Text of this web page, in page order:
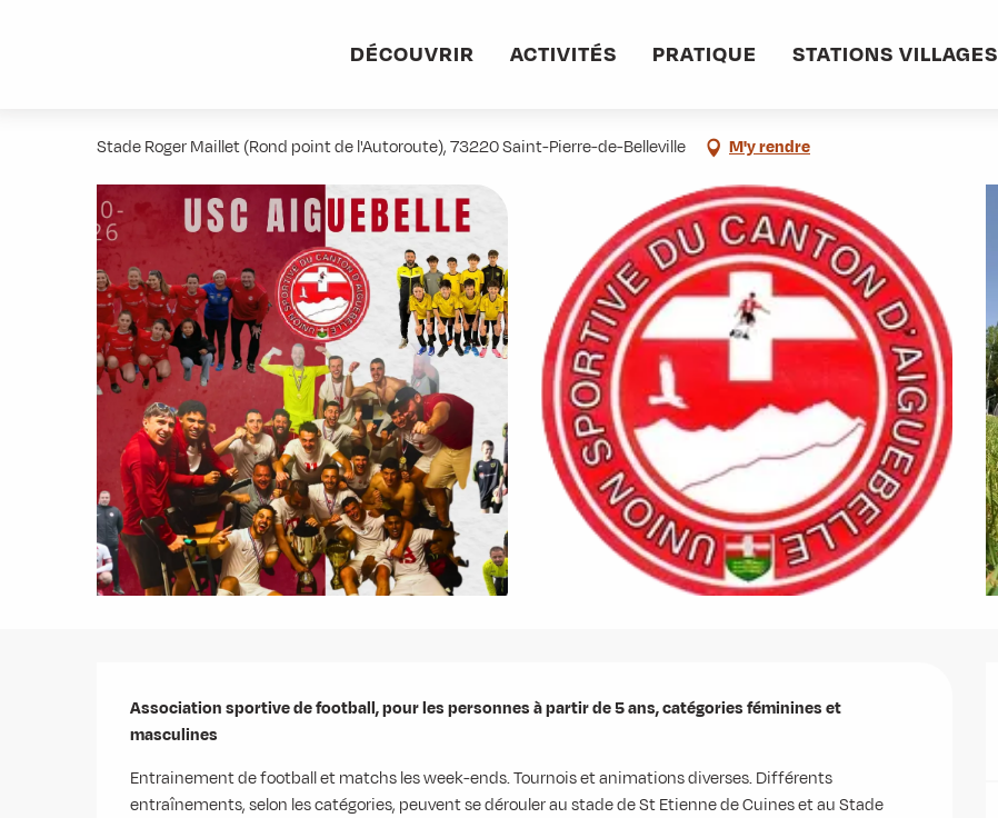
DÉCOUVRIR ACTIVITÉS PRATIQUE STATIONS VILLAGES
Stade Roger Maillet (Rond point de l'Autoroute), 73220 Saint-Pierre-de-Belleville M'y rendre
Description
Association sportive de football, pour les personnes à partir de 5 ans, catégories féminines et
masculines
Entrainement de football et matchs les week-ends. Tournois et animations diverses. Différents
entraînements, selon les catégories, peuvent se dérouler au stade de St Etienne de Cuines et au Stade